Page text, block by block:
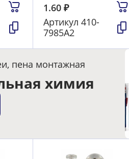
1.60₽
Артикул410-
7985А2
пена монтажная
химия